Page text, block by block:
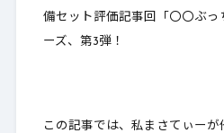
備セット評価記事回「 〇〇ぶっ
ーズ、第3弾！
この記事では、私まさてぃーが